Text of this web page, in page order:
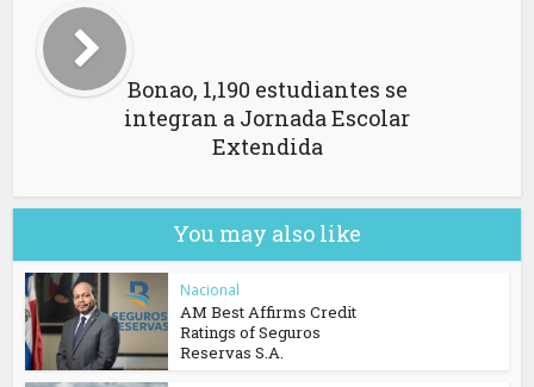
Bonao, 1,190 estudiantes se
integran a Jornada Escolar
Extendida
You may also like
Nacional
AM Best Affirms Credit
Ratings of Seguros
Reservas S.A.